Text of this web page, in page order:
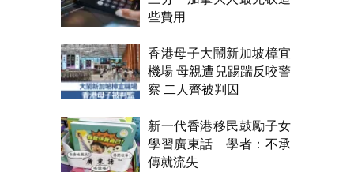
些費用
香港母子大鬧新加坡樟宜
機場 母親遭兒踢踹反咬警
察 二人齊被判囚
新一代香港移民鼓勵子女
學習廣東話 學者：不承
傳就流失